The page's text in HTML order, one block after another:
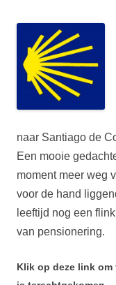
naar Santiago de
Een mooie
moment meer weg
voor de hand
leeftijd nog een
van pensionering.
Klik op deze link om